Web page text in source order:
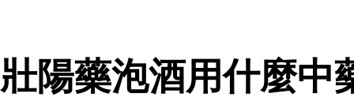
壯陽藥泡酒用什麼中